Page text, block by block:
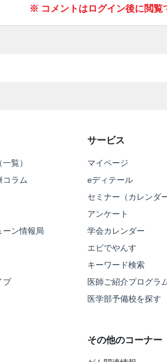
※ コメントはログイン後に閲覧
覧）
コラム
ーン情報局
ブ
サービス
マイページ
eディテール
セミナー（カレンダー
アンケート
学会カレンダー
エビでやんす
キーワード検索
医師ご紹介プログラ
医学部予備校を探す
その他のコーナー